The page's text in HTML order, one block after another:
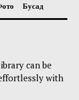
Бусад
can be
with